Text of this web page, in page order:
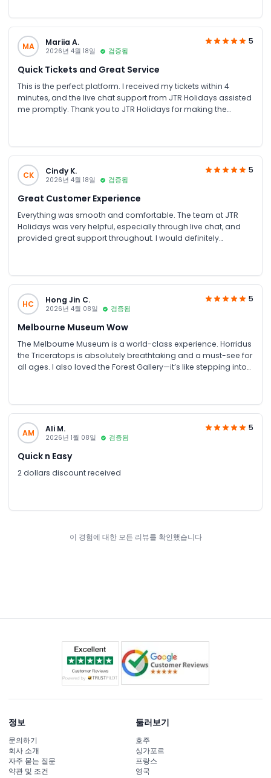
MA Mariia A.
2026년 4월 18일 검증됨
5
Quick Tickets and Great Service
This is the perfect platform. I received my tickets within 4
minutes, and the live chat support from JTR Holidays assisted
me promptly. Thank you to JTR Holidays for making the
CK Cindy K.
2026년 4월 18일 검증됨
5
Great Customer Experience
Everything was smooth and comfortable. The team at JTR
Holidays was very helpful, especially through live chat, and
provided great support throughout. I would definitely
HC Hong Jin C.
2026년 4월 08일 검증됨
5
Melbourne Museum Wow
The Melbourne Museum is a world-class experience. Horridus
the Triceratops is absolutely breathtaking and a must-see for
all ages. I also loved the Forest Gallery—it’s like stepping into
afternoon, this place is 10/10.
AM
Ali M.
2026년 1월 08일 검증됨
5
Quick n Easy
2 dollars discount received
이 경험에 대한 모든 리뷰를 확인했습니다
정보
문의하기
회사 소개
자주 묻는 질문
약관 및 조건
둘러보기
호주
싱가포르
프랑스
영국